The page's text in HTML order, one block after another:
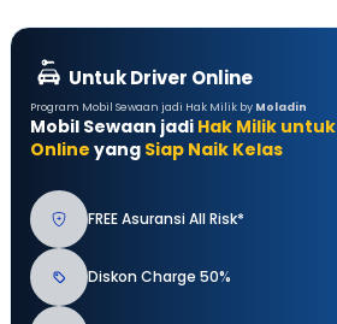
Untuk Driver Online
Program Mobil Sewaan jadi Hak Milik by Moladin
Mobil Sewaan jadi Hak Milik untuk
Online yang Siap Naik Kelas
FREE Asuransi All Risk*
Diskon Charge 50%